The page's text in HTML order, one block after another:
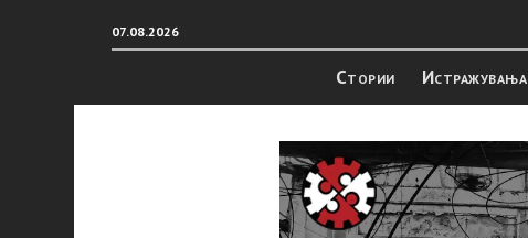
07.08.2026
Стории Истражувањa